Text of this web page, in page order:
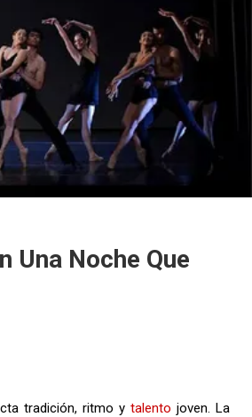
Una Noche Que
tradición, ritmo ytalento joven. La